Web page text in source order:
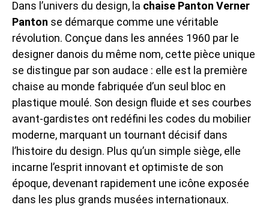
Dans l’univers du design, la chaise Panton Verner
Panton se démarque comme une véritable
révolution. Conçue dans les années 1960 par le
designer danois du même nom, cette pièce unique
se distingue par son audace : elle est la première
chaise au monde fabriquée d’un seul bloc en
plastique moulé. Son design fluide et ses courbes
avant-gardistes ont redéfini les codes du mobilier
moderne, marquant un tournant décisif dans
l’histoire du design. Plus qu’un simple siège, elle
incarne l’esprit innovant et optimiste de son
époque, devenant rapidement une icône exposée
dans les plus grands musées internationaux.